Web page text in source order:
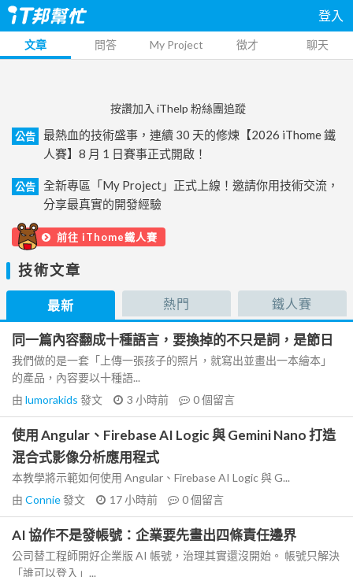
登入
文章 問答 My Project 徵才 聊天
按讚加入 iThelp 粉絲團追蹤
公告
最熱血的技術盛事，連續 30 天的修煉【2026 iThome 鐵
人賽】8 月 1 日賽事正式開啟！
公告
全新專區「My Project」正式上線！邀請你用技術交流，
分享最真實的開發經驗
前往 iThome鐵人賽
技術文章
最新 熱門 鐵人賽
同一篇內容翻成十種語言，要換掉的不只是詞，是節日
我們做的是一套「上傳一張孩子的照片，就寫出並畫出一本繪本」
的產品，內容要以十種語...
由 lumorakids 發文 3 小時前 0個留言
使用 Angular、Firebase AI Logic 與 Gemini Nano 打造
混合式影像分析應用程式
本教學將示範如何使用 Angular、Firebase AI Logic 與 G...
由 Connie發文 17 小時前 0個留言
AI 協作不是發帳號：企業要先畫出四條責任邊界
公司替工程師開好企業版 AI 帳號，治理其實還沒開始。 帳號只解決
「誰可以登入」...